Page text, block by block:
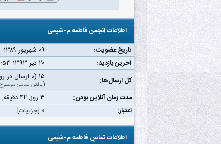
اطلاعات انجمن فاطمه م-شیمی
تاریخ عضویت:
۰۹ شهریور ۱۳۸۹
آخرین بازدید:
۲۰ تیر ۱۳۹۳ ۱۱:۵۳ ب.ظ
کل ارسال‌ها:
۱۵ (۰ ارسال در روز | ۰ درصد از کل ارسال‌ها)
(یافتن تمامی
مدت زمان آنلاین بودن:
۳ روز, ۴۴ دقیقه, ۸ ثانیه
اعتبار:
۰ [جزییات]
اطلاعات تماسِ فاطمه م-شیمی